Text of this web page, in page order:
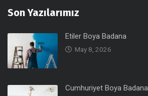
Son Yazılarımız
Etiler Boya Badana
May 8, 2026
Cumhuriyet Boya Badana